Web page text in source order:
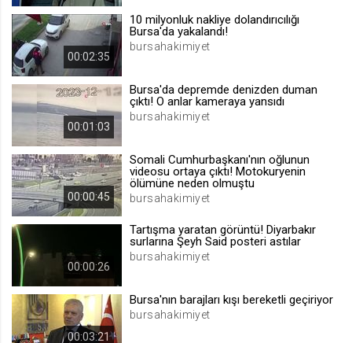
Site içeriği önerme
1 yıl
voteLike*
.web.tv
1 ay
.web.tv
İsimsiz ziyaretçi için site içeriği
00:02:35
10 milyonluk nakliye dolandırıcılığı
Bursa'da yakalandı!
bursahakimiyet
00:01:03
Bursa'da depremde denizden duman
çıktı! O anlar kameraya yansıdı
bursahakimiyet
00:00:45
Somali Cumhurbaşkanı'nın oğlunun
videosu ortaya çıktı! Motokuryenin
ölümüne neden olmuştu
bursahakimiyet
00:00:26
Tartışma yaratan görüntü! Diyarbakır
surlarına Şeyh Said posteri astılar
bursahakimiyet
00:03:21
Bursa'nın barajları kışı bereketli geçiriyor
bursahakimiyet